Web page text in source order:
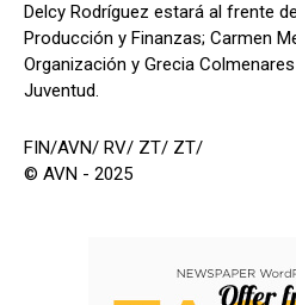
Delcy Rodríguez estará al frente
Producción y Finanzas; Carmen
Organización y Grecia
Juventud.
FIN/AVN/ RV/ ZT/ ZT/
© AVN - 2025